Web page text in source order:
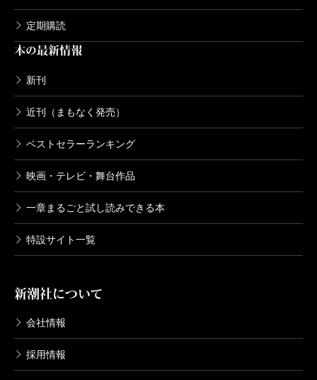
定期購読
本の最新情報
新刊
近刊（まもなく発売）
ベストセラーランキング
映画・テレビ・舞台作品
一章まるごと試し読みできる本
特設サイト一覧
新潮社について
会社情報
採用情報